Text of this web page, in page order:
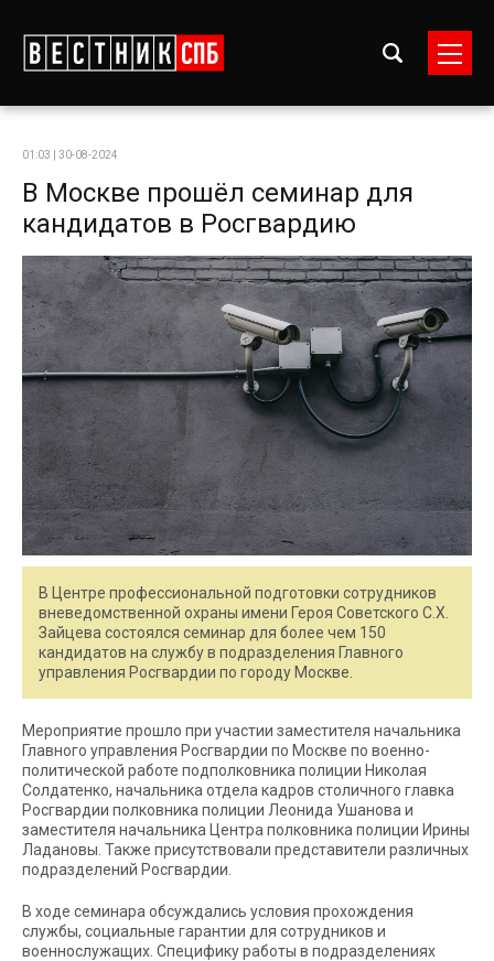
01:03 | 30-08-2024
В Москве прошёл семинар для
кандидатов в Росгвардию
В Центре профессиональной подготовки сотрудников
вневедомственной охраны имени Героя Советского С.Х.
Зайцева состоялся семинар для более чем 150
кандидатов на службу в подразделения Главного
управления Росгвардии по городу Москве.
Мероприятие прошло при участии заместителя начальника
Главного управления Росгвардии по Москве по военно-
политической работе подполковника полиции Николая
Солдатенко, начальника отдела кадров столичного главка
Росгвардии полковника полиции Леонида Ушанова и
заместителя начальника Центра полковника полиции Ирины
Ладановы. Также присутствовали представители различных
подразделений Росгвардии.
В ходе семинара обсуждались условия прохождения
службы, социальные гарантии для сотрудников и
военнослужащих. Специфику работы в подразделениях